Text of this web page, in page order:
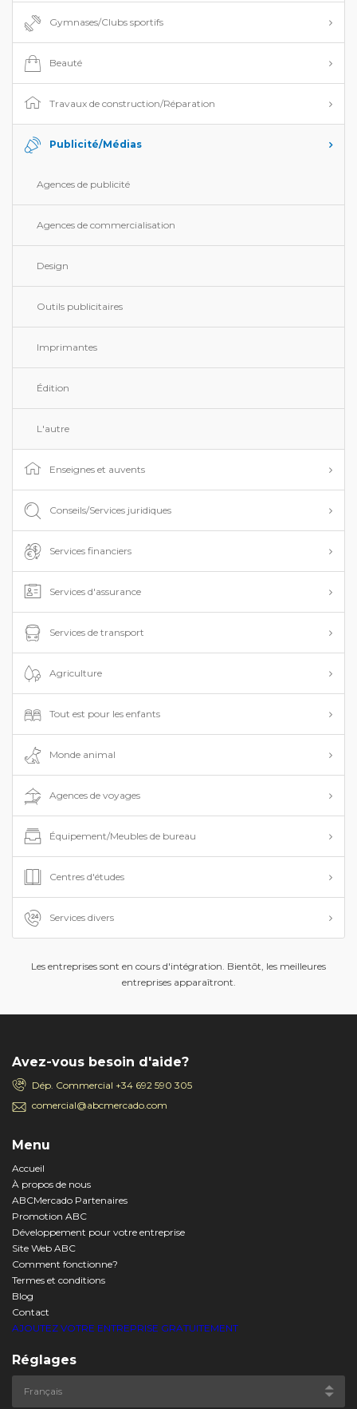
Gymnases/Clubs sportifs
Beauté
Travaux de construction/Réparation
Publicité/Médias
Agences de publicité
Agences de commercialisation
Design
Outils publicitaires
Imprimantes
Édition
L'autre
Enseignes et auvents
Conseils/Services juridiques
Services financiers
Services d'assurance
Services de transport
Agriculture
Tout est pour les enfants
Monde animal
Agences de voyages
Équipement/Meubles de bureau
Centres d'études
Services divers
Les entreprises sont en cours d'intégration. Bientôt, les meilleures
entreprises apparaîtront.
Avez-vous besoin d'aide?
Dép. Commercial +34 692 590 305
comercial@abcmercado.com
Menu
Accueil
À propos de nous
ABCMercado Partenaires
Promotion ABC
Développement pour votre entreprise
Site Web ABC
Comment fonctionne?
Termes et conditions
Blog
Contact
AJOUTEZ VOTRE ENTREPRISE GRATUITEMENT
Réglages